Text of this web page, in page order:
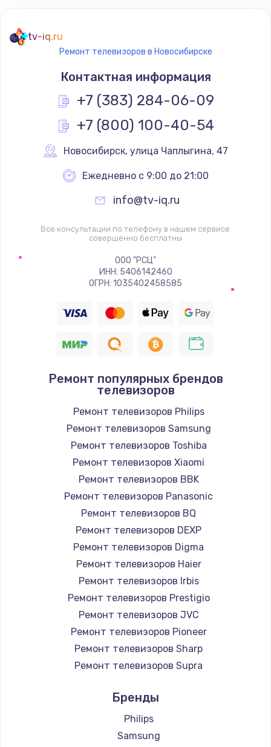
Не сопряжается с устройством
Помехи и искажение звука
Заказать
1400 руб.
Заказать
Восстановление цепи питания, пайка
880 руб.
390 руб.
Замена Bluetooth/Wi-Fi модуля
800 руб.
Замена картридера
Заказать
Замена микросхемы NFC
1100 руб.
Заказать
Замена шим-контроллера
3900 руб.
Заказать
1030 руб.
Заказать
tv-iq.ru
Ремонт телевизоров в Новосибирске
Контактная информация
+7 (383) 284-06-09
+7 (800) 100-40-54
Новосибирск, улица Чаплыгина, 47
Ежедневно с 9:00 до 21:00
info@tv-iq.ru
Все консультации по телефону в нашем сервисе
совершенно бесплатны
ООО "РСЦ"
ИНН: 5406142460
ОГРН: 1035402458585
Ремонт популярных брендов
телевизоров
Ремонт телевизоров Philips
Ремонт телевизоров Samsung
Ремонт телевизоров Toshiba
Ремонт телевизоров Xiaomi
Ремонт телевизоров BBK
Ремонт телевизоров Panasonic
Ремонт телевизоров BQ
Ремонт телевизоров DEXP
Ремонт телевизоров Digma
Ремонт телевизоров Haier
Ремонт телевизоров Irbis
Ремонт телевизоров Prestigio
Ремонт телевизоров JVC
Ремонт телевизоров Pioneer
Ремонт телевизоров Sharp
Ремонт телевизоров Supra
Ремонт телевизоров Hisense
Ремонт телевизоров Daewoo
Ремонт телевизоров Centek
Бренды
Philips
Samsung